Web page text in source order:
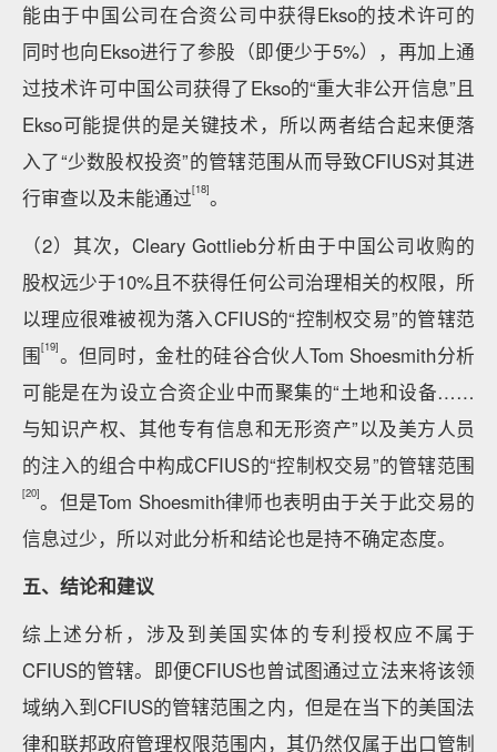
能由于中国公司在合资公司中获得Ekso的技术许可的
同时也向Ekso进行了参股（即便少于5%），再加上通
过技术许可中国公司获得了Ekso的“重大非公开信息”且
Ekso可能提供的是关键技术，所以两者结合起来便落
入了“少数股权投资”的管辖范围从而导致CFIUS对其进
行审查以及未能通过[18]。
（2）其次，Cleary Gottlieb分析由于中国公司收购的
股权远少于10%且不获得任何公司治理相关的权限，所
以理应很难被视为落入CFIUS的“控制权交易”的管辖范
围[19]。但同时，金杜的硅谷合伙人Tom Shoesmith分析
可能是在为设立合资企业中而聚集的“土地和设备……
与知识产权、其他专有信息和无形资产”以及美方人员
的注入的组合中构成CFIUS的“控制权交易”的管辖范围
[20]。但是Tom Shoesmith律师也表明由于关于此交易的
信息过少，所以对此分析和结论也是持不确定态度。
五、结论和建议
综上述分析，涉及到美国实体的专利授权应不属于
CFIUS的管辖。即便CFIUS也曾试图通过立法来将该领
域纳入到CFIUS的管辖范围之内，但是在当下的美国法
律和联邦政府管理权限范围内，其仍然仅属于出口管制